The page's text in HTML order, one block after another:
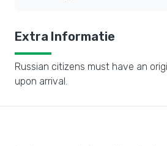
Extra Informatie
Russian citizens must have an
upon arrival.